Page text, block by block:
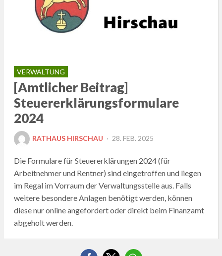
VERWALTUNG
[Amtlicher Beitrag]
Steuererklärungsformulare
2024
RATHAUS HIRSCHAU
POSTED
28. FEB. 2025
Die Formulare für Steuererklärungen 2024 (für
Arbeitnehmer und Rentner) sind eingetroffen und liegen
im Regal im Vorraum der Verwaltungsstelle aus. Falls
weitere besondere Anlagen benötigt werden, können
diese nur online angefordert oder direkt beim Finanzamt
abgeholt werden.